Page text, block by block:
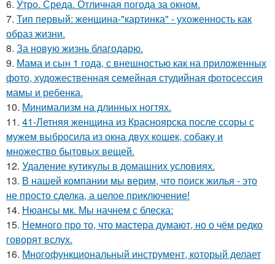
6. Утро. Среда. Отличная погода за окном.
7. Тип первый: женщина-"картинка" - ухоженность как
образ жизни.
8. За новyю жизнь благодарю.
9. Мама и сын 1 года, с внешностью как на приложенных
фото, художественная семейная студийная фотосессия
мамы и ребенка.
10. Минимализм на длинных ногтях.
11. 41-Летняя женщина из Красноярска после ссоры с
мужем выбросила из окна двух кошек, собаку и
множество бытовых вещей.
12. Удаление кутикулы в домашних условиях.
13. В нашей компании мы верим, что поиск жилья - это
не просто сделка, а целое приключение!
14. Нюансы мк. Мы начнем с блеска:
15. Немного про то, что мастера думают, но о чём редко
говорят вслух.
16. Многофункциональный инструмент, который делает